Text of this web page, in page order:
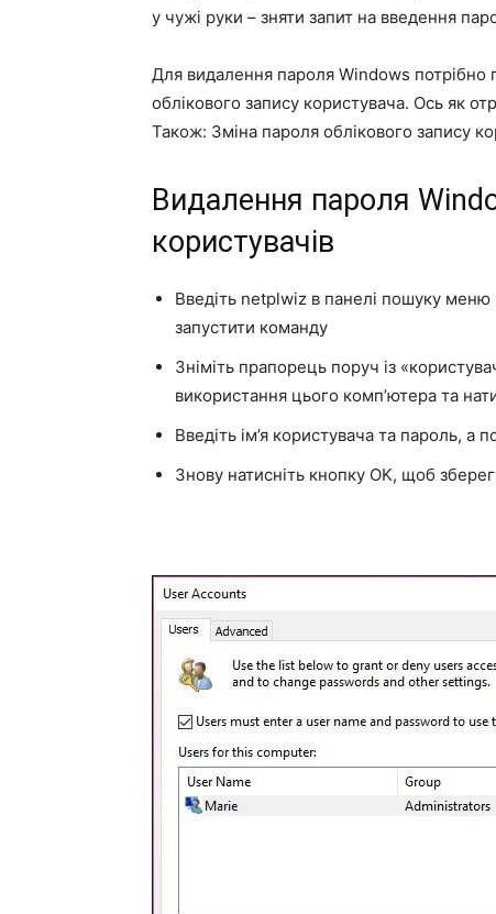
у чужі руки – зняти запит на введення
Для видалення пароля Windows потрібно
облікового запису користувача. Ось як
Також: Зміна пароля облікового запису
Видалення пароля
користувачів
Введіть netplwiz в панелі пошуку меню
запустити команду
Зніміть прапорець поруч із
використання цього комп’ютера та
Введіть ім’я користувача та пароль, а
Знову натисніть кнопку OK, щоб